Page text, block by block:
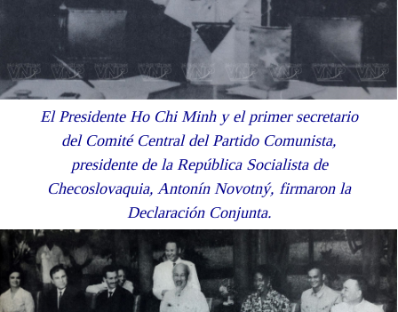
El Presidente Ho Chi Minh y el primer secretario
del Comité Central del Partido Comunista,
presidente de la República Socialista de
Checoslovaquia, Antonín Novotný, firmaron la
Declaración Conjunta.